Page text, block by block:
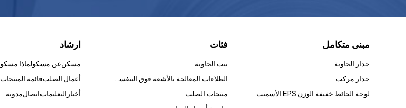
ارشاد
مسكنعن مسكولماذا مسكو
أعمال الصلبقائمة المنتجات
أخبار التعليماتاتصالمدونة
فئات
بيت الحاوية
الطلاءات المعالجة بالأشعة فوق البنفسجية
منتجات الصلب
مبنى متكامل
جدار الحاوية
جدار مركب
لوحة الحائط خفيفة الوزن EPS الأسمنت